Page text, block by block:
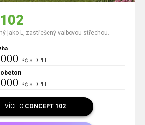
jako L, zastřešený valbovou střechou.
Kč s DPH
Kč s DPH
VÍCE O CONCEPT 102